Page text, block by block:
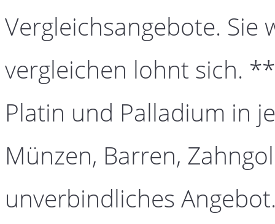
Vergleichsangebote. Sie
vergleichen lohnt sich.
Platin und Palladium in
Münzen, Barren,
unverbindliches